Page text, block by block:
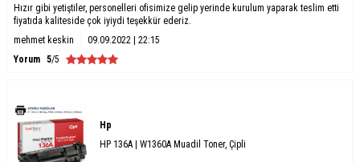
Hızır gibi yetiştiler, personelleri ofisimize gelip yerinde kurulum yaparak teslim etti
fiyatıda kaliteside çok iyiydi teşekkür ederiz.
mehmet keskin
09.09.2022 | 22:15
Yorum 5/5
Hp
HP 136A | W1360A Muadil Toner, Çipli